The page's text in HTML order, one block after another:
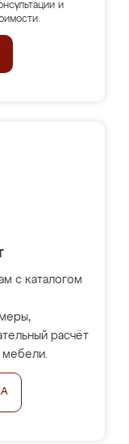
и
с каталогом
расчёт
мебели.